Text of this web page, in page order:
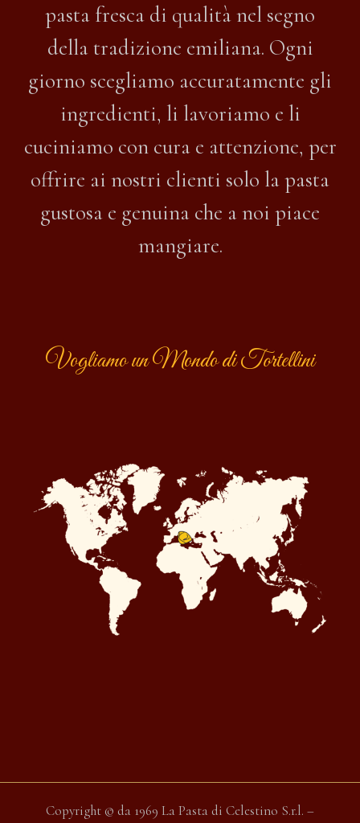
pasta fresca di qualità nel segno
della tradizione emiliana. Ogni
giorno scegliamo accuratamente gli
ingredienti, li lavoriamo e li
cuciniamo con cura e attenzione, per
offrire ai nostri clienti solo la pasta
gustosa e genuina che a noi piace
mangiare.
Vogliamo un Mondo di Tortellini
Copyright © da 1969 La Pasta di Celestino S.r.l. –